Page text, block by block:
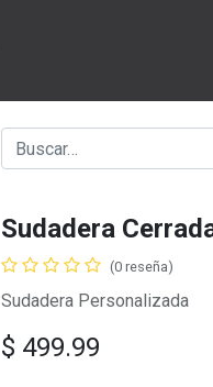
Sudadera
(0 reseña)
Sudadera Personalizada
$ 499.99